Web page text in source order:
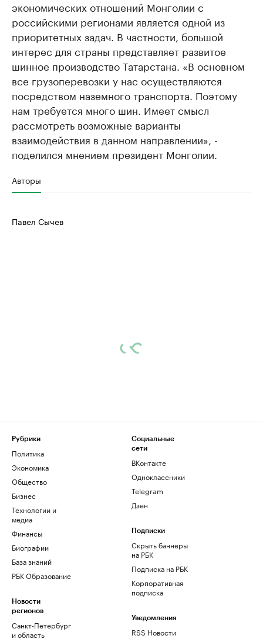
экономических отношений Монголии с
российскими регионами является одной из
приоритетных задач. В частности, большой
интерес для страны представляет развитое
шинное производство Татарстана. «В основном
все грузоперевозки у нас осуществляются
посредством наземного транспорта. Поэтому
нам требуется много шин. Имеет смысл
рассмотреть возможные варианты
взаимодействия в данном направлении», -
поделился мнением президент Монголии.
Авторы
Павел Сычев
Рубрики
Политика
Экономика
Общество
Бизнес
Технологии и
медиа
Финансы
Биографии
База знаний
РБК Образование
Новости
регионов
Санкт-Петербург
и область
Социальные
сети
ВКонтакте
Одноклассники
Telegram
Дзен
Подписки
Скрыть баннеры
на РБК
Подписка на РБК
Корпоративная
подписка
Уведомления
RSS Новости